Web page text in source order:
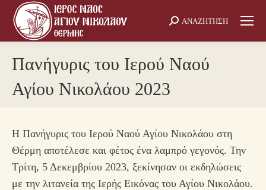
Search:
ΑΝΑΖΗΤΗΣΗ
Πανήγυρις του Ιερού Ναού
Αγίου Νικολάου 2023
Η Πανήγυρις του Ιερού Ναού Αγίου Νικολάου στη
Θέρμη αποτέλεσε και φέτος ένα λαμπρό γεγονός. Την
Τρίτη, 5 Δεκεμβρίου 2023, ξεκίνησαν οι εκδηλώσεις
με την λιτανεία της Ιερής Εικόνας του Αγίου Νικολάου.